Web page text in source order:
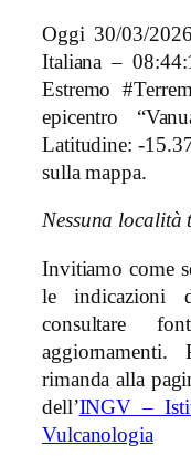
Oggi 30/03/
Italiana –
Estremo
epicentro
Latitudine: -
sulla mappa.
Nessuna località
Invitiamo come
le indicazioni
consultare
rimanda alla
dell’INGV –
Vulcanologia